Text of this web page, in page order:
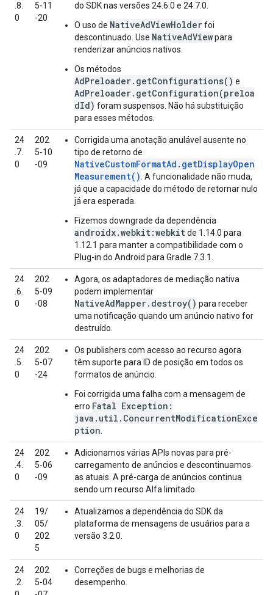
.8.
0
5‑11
‑20
do SDK nas versões 24.6.0 e 24.7.0.
O uso de NativeAdViewHolderfoi
descontinuado. Use NativeAdViewpara
renderizar anúncios nativos.
Os métodos
AdPreloader.getConfigurations() e
AdPreloader.getConfiguration(preloa
dId) foram suspensos. Não há substituição
para esses métodos.
24
.7.
0
202
5‑10
‑09
Corrigida uma anotação anulável ausente no
tipo de retorno de
NativeCustomFormatAd.getDisplayOpen
Measurement() . A funcionalidade não muda,
já que a capacidade do método de retornar nulo
já era esperada.
Fizemos downgrade da dependência
androidx.webkit:webkitde 1.14.0 para
1.12.1 para manter a compatibilidade com o
Plug-in do Android para Gradle 7.3.1.
24
.6.
0
202
5‑09
‑08
Agora, os adaptadores de mediação nativa
podem implementar
NativeAdMapper.destroy() para receber
uma notificação quando um anúncio nativo for
destruído.
24
.5.
0
202
5‑07
‑24
Os publishers com acesso ao recurso agora
têm suporte para ID de posição em todos os
formatos de anúncio.
Foi corrigida uma falha com a mensagem de
erro Fatal Exception:
java.util.ConcurrentModificationExce
ption
24
.4.
0
202
5‑06
‑09
Adicionamos várias APIs novas para pré-
carregamento de anúncios e descontinuamos
as atuais. A pré-carga de anúncios continua
sendo um recurso Alfa limitado.
24
.3.
0
19/
05/
202
5
Atualizamos a dependência do SDK da
plataforma de mensagens de usuários para a
versão 3.2.0.
24
.2.
202
5‑04
Correções de bugs e melhorias de
desempenho.